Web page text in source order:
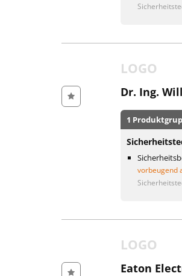
LOGO
Dr. Ing.
1
vorbeugend
LOGO
Eaton